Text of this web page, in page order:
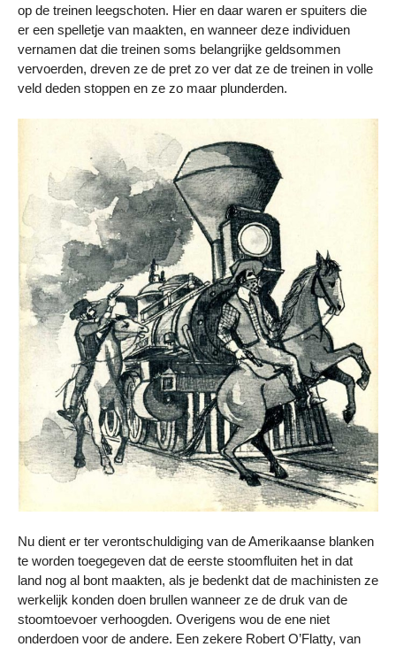
op de treinen leegschoten. Hier en daar waren er spuiters die
er een spelletje van maakten, en wanneer deze individuen
vernamen dat die treinen soms belangrijke geldsommen
vervoerden, dreven ze de pret zo ver dat ze de treinen in volle
veld deden stoppen en ze zo maar plunderden.
Nu dient er ter verontschuldiging van de Amerikaanse blanken
te worden toegegeven dat de eerste stoomfluiten het in dat
land nog al bont maakten, als je bedenkt dat de machinisten ze
werkelijk konden doen brullen wanneer ze de druk van de
stoomtoevoer verhoogden. Overigens wou de ene niet
onderdoen voor de andere. Een zekere Robert O’Flatty, van